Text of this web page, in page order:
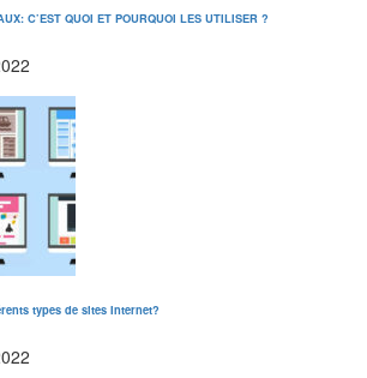
C’EST QUOI ET POURQUOI LES UTILISER ?
types de sites Internet?